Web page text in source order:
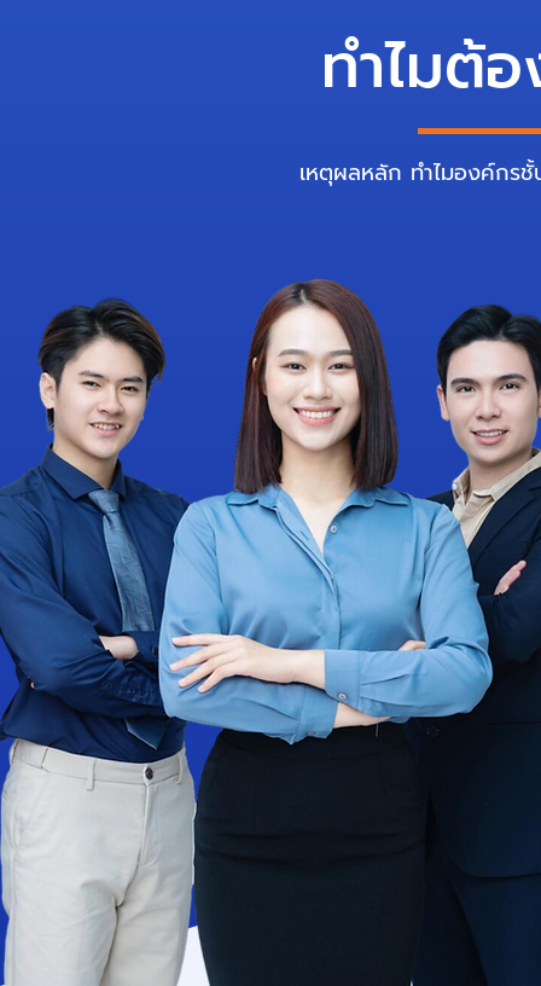
ทำไมต้
เหตุผลหลัก ทำไมองค์กรชั้